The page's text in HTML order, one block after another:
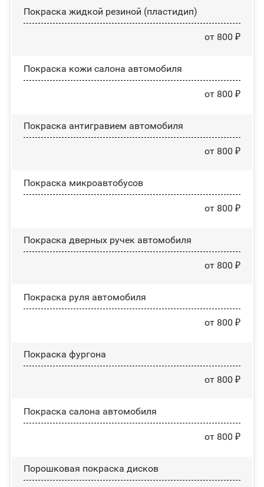
Покраска жидкой резиной (пластидип)
от 800 ₽
Покраска кожи салона автомобиля
от 800 ₽
Покраска антигравием автомобиля
от 800 ₽
Покраска микроавтобусов
от 800 ₽
Покраска дверных ручек автомобиля
от 800 ₽
Покраска руля автомобиля
от 800 ₽
Покраска фургона
от 800 ₽
Покраска салона автомобиля
от 800 ₽
Порошковая покраска дисков